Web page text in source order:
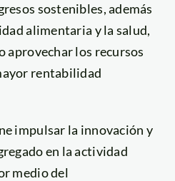
sostenibles, además
alimentaria y la salud,
aprovechar los recursos
rentabilidad
impulsar la innovación y
en la actividad
medio del